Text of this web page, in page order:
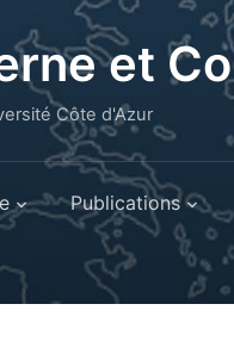
et
Côte d'Azur
Publications